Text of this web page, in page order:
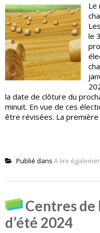
Le
le
la date de clôture du
minuit. En vue de ces
être révisées. La première
Publié dans A lire
Centres de
d’été 2024